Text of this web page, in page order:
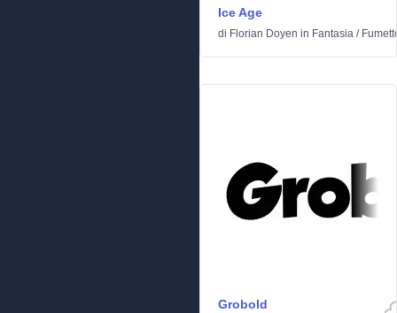
Ice Age
di Florian Doyen in Fantasia /
Grobold